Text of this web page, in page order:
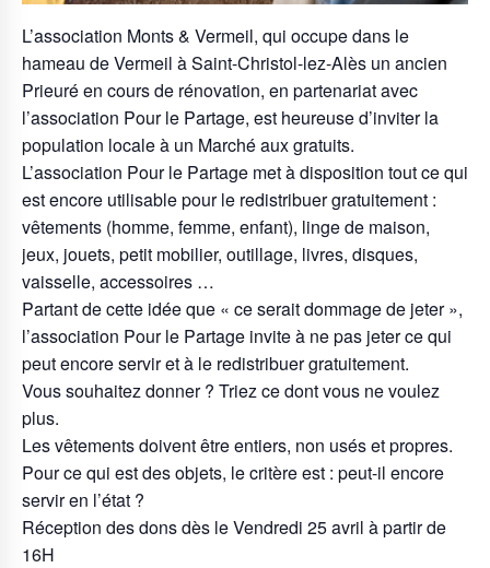
L’association Monts & Vermeil, qui occupe dans le
hameau de Vermeil à Saint-Christol-lez-Alès un ancien
Prieuré en cours de rénovation, en partenariat avec
l’association Pour le Partage, est heureuse d’inviter la
population locale à un Marché aux gratuits.
L’association Pour le Partage met à disposition tout ce qui
est encore utilisable pour le redistribuer gratuitement :
vêtements (homme, femme, enfant), linge de maison,
jeux, jouets, petit mobilier, outillage, livres, disques,
vaisselle, accessoires …
Partant de cette idée que « ce serait dommage de jeter »,
l’association Pour le Partage invite à ne pas jeter ce qui
peut encore servir et à le redistribuer gratuitement.
Vous souhaitez donner ? Triez ce dont vous ne voulez
plus.
Les vêtements doivent être entiers, non usés et propres.
Pour ce qui est des objets, le critère est : peut-il encore
servir en l’état ?
Réception des dons dès le Vendredi 25 avril à partir de
16H